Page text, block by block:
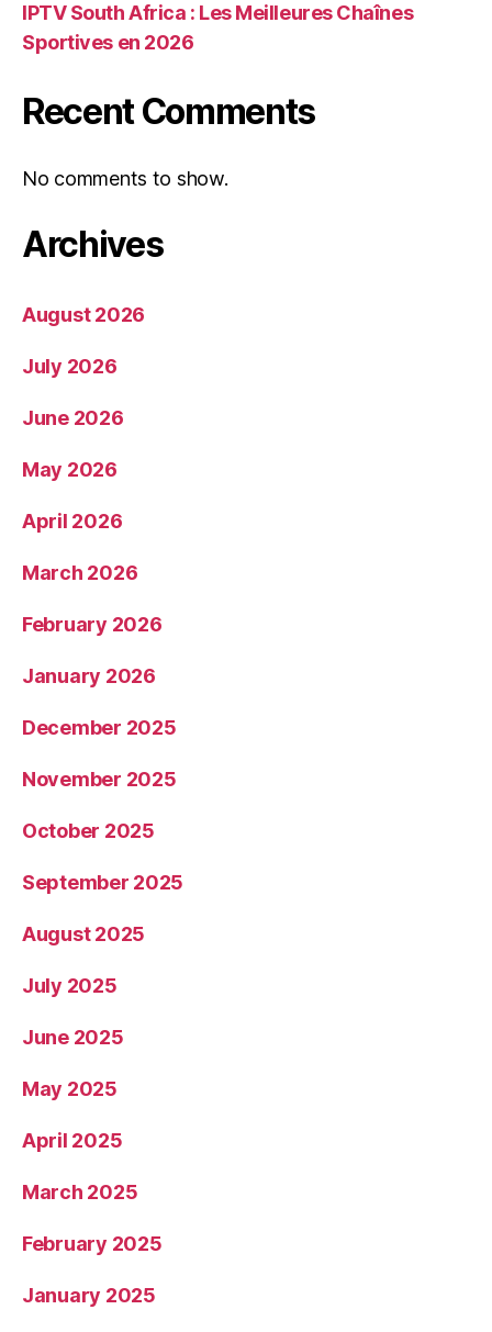
IPTV South Africa : Les Meilleures Chaînes
Sportives en 2026
Recent Comments
No comments to show.
Archives
August 2026
July 2026
June 2026
May 2026
April 2026
March 2026
February 2026
January 2026
December 2025
November 2025
October 2025
September 2025
August 2025
July 2025
June 2025
May 2025
April 2025
March 2025
February 2025
January 2025